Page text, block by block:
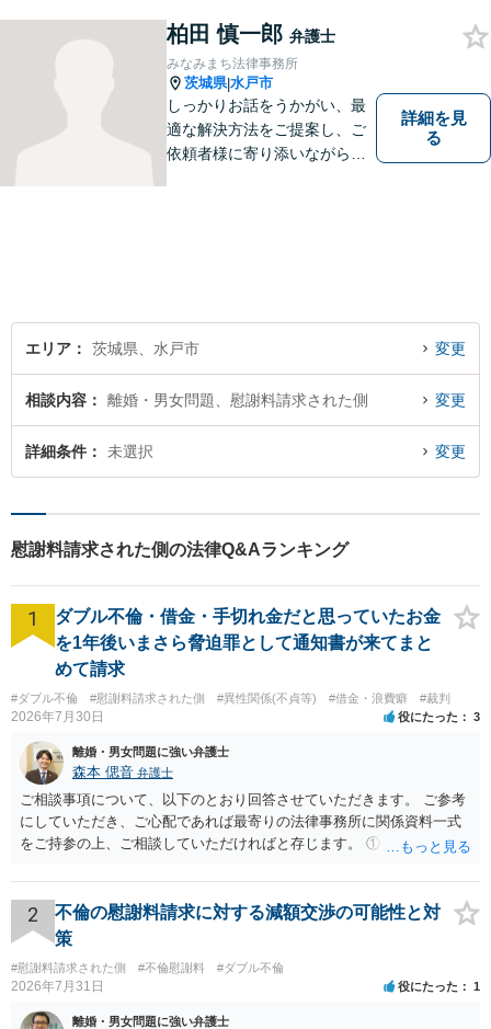
柏田 慎一郎 弁護士
みなみまち法律事務所
茨城県|水戸市
しっかりお話をうかがい、最
適な解決方法をご提案し、ご
依頼者様に寄り添いながら全
詳細を見
る
エリア 茨城県、水戸市 変更
相談内容 離婚・男女問題、慰謝料請求された側 変更
詳細条件 未選択 変更
慰謝料請求された側の法律Q&Aランキング
1
ダブル不倫・借金・手切れ金だと思っていたお金
を1年後いまさら脅迫罪として通知書が来てまと
めて請求
#ダブル不倫 #慰謝料請求された側 #異性関係(不貞等) #借金・浪費癖 #裁判
2026年7月30日 役にたった 3
離婚・男女問題に強い弁護士
森本 偲音 弁護士
ご相談事項について、以下のとおり回答させていただきます。 ご参考
にしていただき、ご心配であれば最寄りの法律事務所に関係資料一式
をご持参の上、ご相談していただければと存じます。 ① このLINEの
される可能性はあるのか ⇒LINEを含む１００万円の貸付に至るまでの
やり取り等の経緯、誓約書の内容等を踏まえて、関係を清算するため
の 金銭であったと評価される可能性はあると考えます。 ② 「今後一
どの程度証拠価値があるのか ⇒前後のやり取りや誓約書の具体的内容
を見ない限り、具体的な判断はできませんが、一定の証拠価値はある
と考えます。 ③ 借用書があっても、後から100万円を貸付扱いに変更
2
不倫の慰謝料請求に対する減額交渉の可能性と対
策
#慰謝料請求された側 #不倫慰謝料 #ダブル不倫
2026年7月31日 役にたった 1
離婚・男女問題に強い弁護士